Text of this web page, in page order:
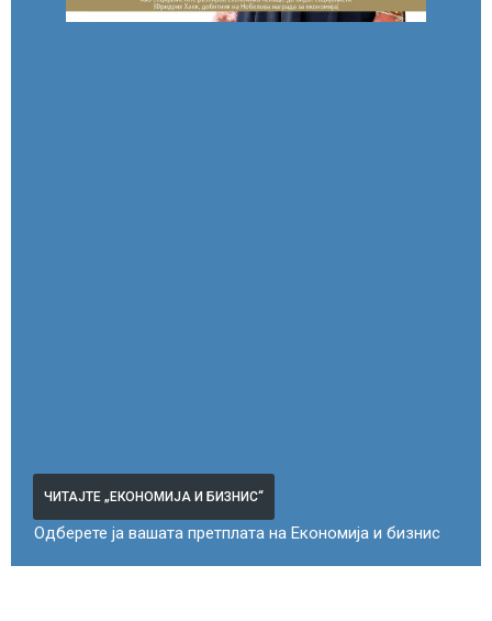
ЧИТАЈТЕ „ЕКОНОМИЈА И БИЗНИС“
Одберете ја вашата претплата на Економија и бизнис